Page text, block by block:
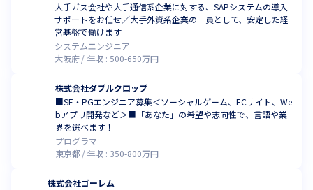
大手ガス会社や大手通信系企業に対する、SAPシステムの導入
サポートをお任せ／大手外資系企業の一員として、安定した経
営基盤で働けます
システムエンジニア
大阪府
年収 : 500-650万円
株式会社ダブルクロップ
■SE・PGエンジニア募集＜ソーシャルゲーム、ECサイト、We
bアプリ開発など＞■「あなた」の希望や志向性で、言語や業
界を選べます！
プログラマ
東京都
年収 : 350-800万円
株式会社ゴーレム